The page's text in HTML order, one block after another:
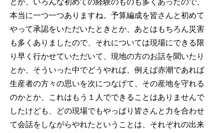
とか、いろんな初めての経験のものも多くあったので、
本当に一つ一つありますね。予算編成を皆さんと初めて
やって承認をいただいたときとか、あとはもちろん災害
も多くありましたので、それについては現場にできる限
り早く行かせていただいて、現地の方のお話を聞いたり
とか、そういった中でどうやれば、例えば赤潮であれば
生産者の方々の思いを次につなげて、その産地を守れる
のかとか、これはもう１人でできることはありませんで
したけども、どの現場でもやっぱり皆さんと力を合わせ
て会話をしながらやれたということは、それぞれの出来